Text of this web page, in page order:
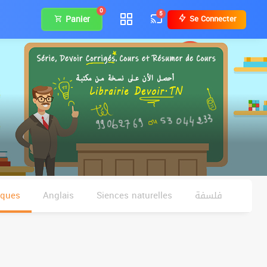
Panier
0 5 Se Connecter
Anglais Siences naturelles
فلسفة